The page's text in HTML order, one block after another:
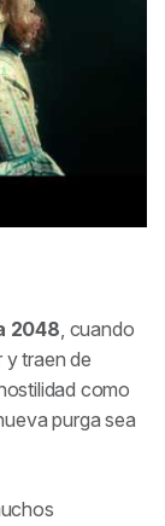
2048, cuando
y traen de
como
purga sea